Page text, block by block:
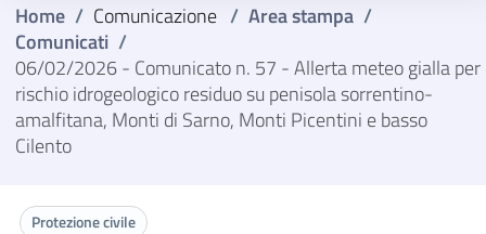
Home / Comunicazione / Area stampa /
Comunicati /
06/02/2026 - Comunicato n. 57 - Allerta meteo gialla per
rischio idrogeologico residuo su penisola sorrentino-
amalfitana, Monti di Sarno, Monti Picentini e basso
Cilento
Protezione civile